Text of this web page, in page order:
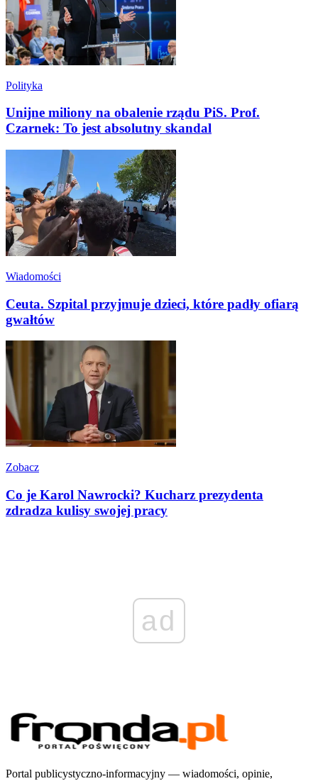
Polityka
Unijne miliony na obalenie rządu PiS. Prof.
Czarnek: To jest absolutny skandal
Wiadomości
Ceuta. Szpital przyjmuje dzieci, które padły ofiarą
gwałtów
Zobacz
Co je Karol Nawrocki? Kucharz prezydenta
zdradza kulisy swojej pracy
ad
Portal publicystyczno-informacyjny — wiadomości, opinie,